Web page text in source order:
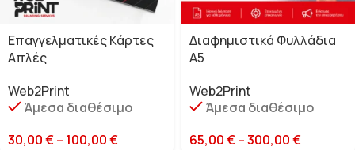
Επαγγελματικές Κάρτες
Απλές
Web2Print
Άμεσα διαθέσιμο
30,00€ – 100,00€
Διαφημιστικά Φυλλάδια
Α5
Web2Print
Άμεσα διαθέσιμο
65,00€ –300,00€